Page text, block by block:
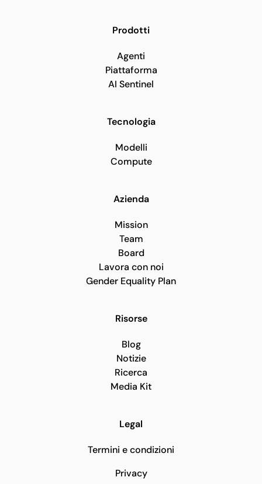
Prodotti
Agenti
Piattaforma
AI Sentinel
Tecnologia
Modelli
Compute
Legal
Termini e condizioni
Privacy
Azienda
Mission
Team
Board
Lavora con noi
Gender Equality Plan
Risorse
Blog
Notizie
Ricerca
Media Kit